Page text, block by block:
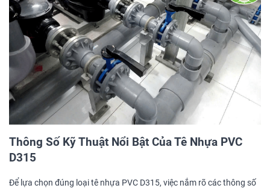
Thông Số Kỹ Thuật Nổi Bật Của Tê Nhựa PVC
D315
Để lựa chọn đúng loại tê nhựa PVC D315, việc nắm rõ các thông số